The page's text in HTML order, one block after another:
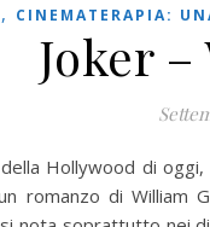
, CINEMATERAPIA:
Joker
Hollywood di
romanzo di William